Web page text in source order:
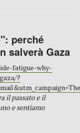
perché
salverà Gaza
fatigue-why-
?
il passato e il
e sentiamo